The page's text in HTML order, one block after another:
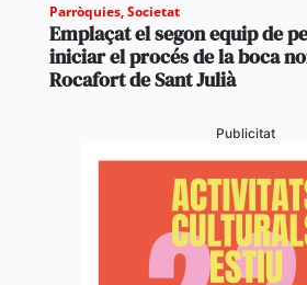
Parròquies,Societat
Emplaçat el segon equip de
iniciar el procés de la boca
Rocafort de Sant Julià
Publicitat